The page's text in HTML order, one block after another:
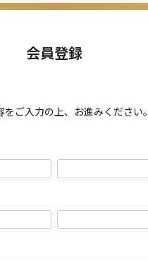
会員登録
をご入力の上、お進みください。